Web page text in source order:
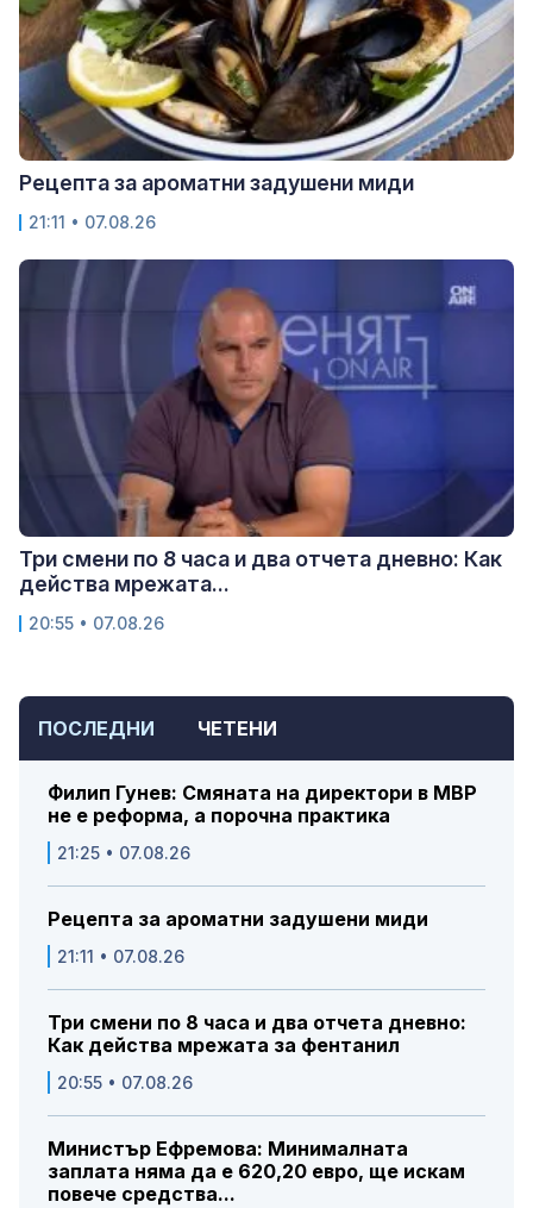
ПОСЛЕДНИ ЧЕТЕНИ
Филип Гунев: Смяната на директори в МВР
не е реформа, а порочна практика
21:25 • 07.08.26
Рецепта за ароматни задушени миди
21:11 • 07.08.26
Три смени по 8 часа и два отчета дневно:
Как действа мрежата за фентанил
20:55 • 07.08.26
Министър Ефремова: Минималната
заплата няма да е 620,20 евро, ще искам
повече средства...
Рецепта за ароматни задушени миди
21:11 • 07.08.26
Три смени по 8 часа и два отчета дневно: Как
действа мрежата...
20:55 • 07.08.26